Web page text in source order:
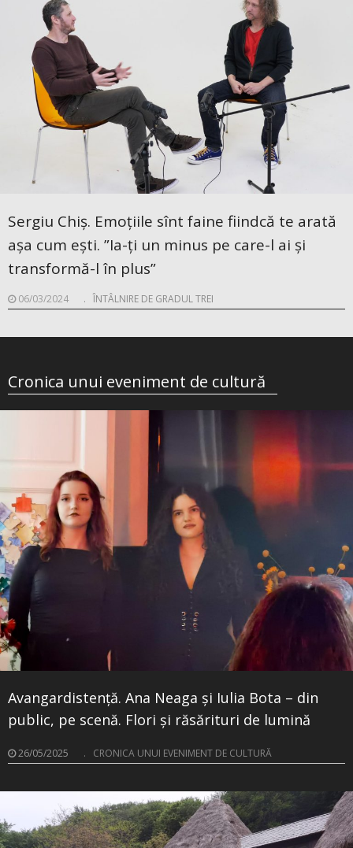
Sergiu Chiș. Emoțiile sînt faine fiindcă te arată
așa cum ești. ”Ia-ți un minus pe care-l ai și
transformă-l în plus”
06/03/2024 . ÎNTÂLNIRE DE GRADUL TREI
Cronica unui eveniment de cultură
Avangardistență. Ana Neaga și Iulia Bota – din
public, pe scenă. Flori și răsărituri de lumină
26/05/2025 . CRONICA UNUI EVENIMENT DE CULTURĂ